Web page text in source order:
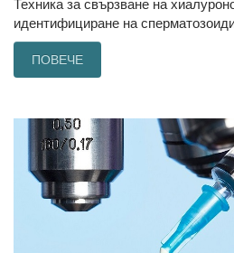
Техника за свързване на
идентифициране на
ПОВЕЧЕ